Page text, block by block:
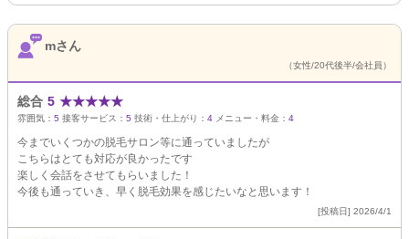
mさん
（女性/20代後半/会社員）
総合 5 ★★★★★
雰囲気： 5 接客サービス： 5 技術・仕上がり： 4 メニュー・料金： 4
今までいくつかの脱毛サロン等に通っていましたが
こちらはとても対応が良かったです
楽しく会話をさせてもらいました！
今後も通っていき、早く脱毛効果を感じたいなと思います！
[投稿日] 2026/4/1